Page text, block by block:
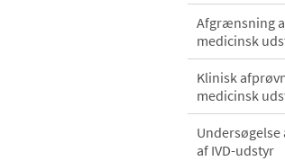
Afgrænsning
medicinsk
Klinisk
medicinsk
Undersøgelse
af IVD-udstyr